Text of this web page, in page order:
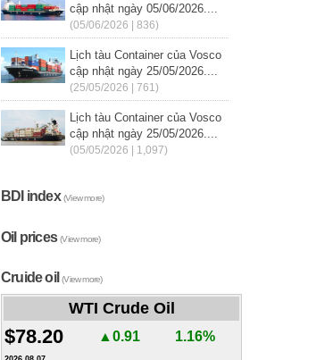
cập nhật ngày 05/06/2026....
(05/06/2026 | 836)
Lịch tàu Container của Vosco
cập nhật ngày 25/05/2026....
(25/05/2026 | 761)
Lịch tàu Container của Vosco
cập nhật ngày 25/05/2026....
(05/05/2026 | 1,097)
BDI index(View more)
Oil prices(View more)
Cruide oil(View more)
WTI Crude Oil
$78.20 ▲0.91 1.16%